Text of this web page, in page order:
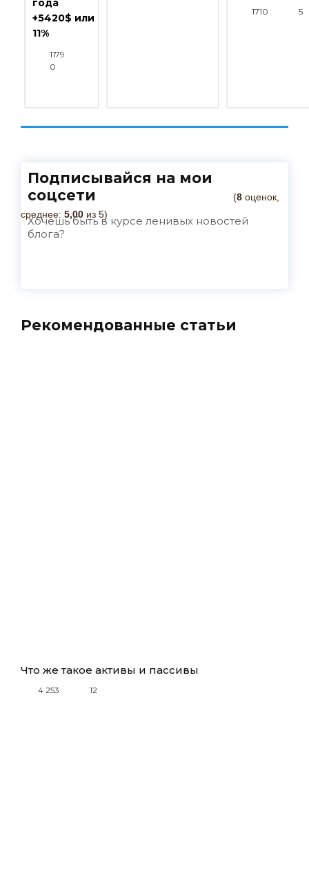
(8 оценок,
среднее: 5,00 из 5)
года
+5420$ или
11%
1179
0
1710 5
Подписывайся на мои
соцсети
Хочешь быть в курсе ленивых новостей
блога?
Рекомендованные статьи
Что же такое активы и пассивы
4 253 12